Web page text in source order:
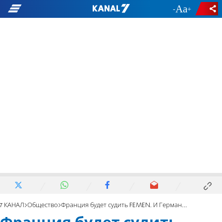
- +
7 КАНАЛ Общество Франция будет судить FEMEN. И Германия тоже